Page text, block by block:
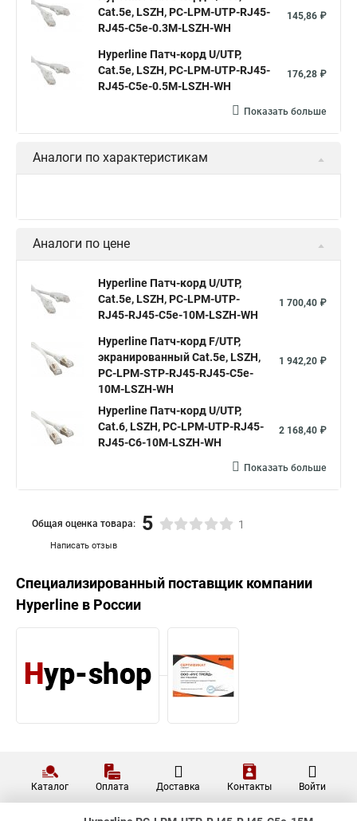
Cat.5е, LSZH, PC-LPM-UTP-RJ45-
RJ45-C5e-0.3M-LSZH-WH
145,86 ₽
Hyperline Патч-корд U/UTP,
Cat.5e, LSZH, PC-LPM-UTP-RJ45-
RJ45-C5e-0.5M-LSZH-WH
176,28 ₽
Показать больше
Аналоги по характеристикам
139,50 ₽
RJ45-C5e-0.3M-LSZH-WH
Hyperline Патч-корд U/UTP,
RJ45-C5e-0.5M-LSZH-WH
Показать больше
Аналоги по цене
Cat.5e, LSZH, PC-LPM-UTP-
RJ45-RJ45-C5e-10M-LSZH-WH
Hyperline Патч-корд F/UTP,
экранированный Cat.5e, LSZH,
PC-LPM-STP-RJ45-RJ45-C5e-
Hyperline Патч-корд U/UTP,
Cat.6, LSZH, PC-LPM-UTP-RJ45-
Hyperline
в России